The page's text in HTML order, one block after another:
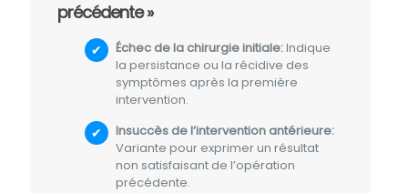
précédente »
Échec de la chirurgie initiale:Indique
la persistance ou la récidive des
symptômes après la première
intervention.
Insuccès de l’intervention antérieure:
Variante pour exprimer un résultat
non satisfaisant de l’opération
précédente.